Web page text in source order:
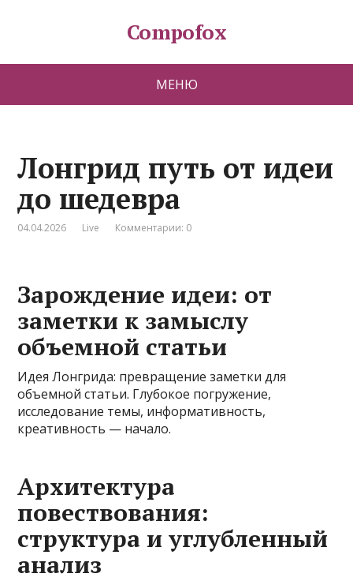
Compofox
МЕНЮ
Лонгрид путь от идеи
до шедевра
04.04.2026 Live Комментарии: 0
Зарождение идеи: от
заметки к замыслу
объемной статьи
Идея Лонгрида: превращение заметки для
объемной статьи. Глубокое погружение,
исследование темы, информативность,
креативность — начало.
Архитектура
повествования:
структура и углубленный
анализ